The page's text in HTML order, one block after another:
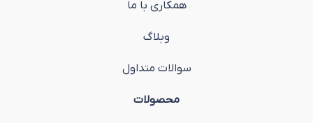
همکاری با ما
وبلاگ
سوالات متداول
محصولات